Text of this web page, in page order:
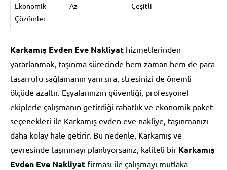
Ekonomik
Çözümler
Az Çeşitli
Karkamış Evden Eve Nakliyat hizmetlerinden
yararlanmak, taşınma sürecinde hem zaman hem de para
tasarrufu sağlamanın yanı sıra, stresinizi de önemli
ölçüde azaltır. Eşyalarınızın güvenliği, profesyonel
ekiplerle çalışmanın getirdiği rahatlık ve ekonomik paket
seçenekleri ile Karkamış evden eve nakliye, taşınmanızı
daha kolay hale getirir. Bu nedenle, Karkamış ve
çevresinde taşınmayı planlıyorsanız, kaliteli bir Karkamış
Evden Eve Nakliyat firması ile çalışmayı mutlaka